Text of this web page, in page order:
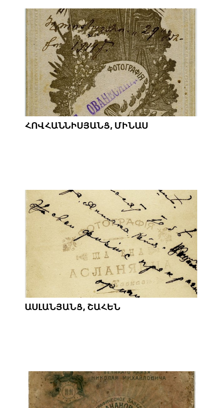
ՀՈՎՀԱՆՆԻՍՅԱՆՑ, ՄԻՆԱՍ
ԱՍԼԱՆՅԱՆՑ, ՇԱՀԵՆ